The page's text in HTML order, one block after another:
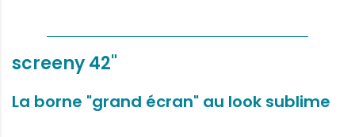
screeny 42"
La borne "grand écran" au look sublime